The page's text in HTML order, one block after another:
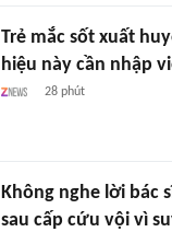
Trẻ mắc sốt xuất
hiệu này cần nhập
28 phút
Không nghe lời bác
sau cấp cứu vội vì